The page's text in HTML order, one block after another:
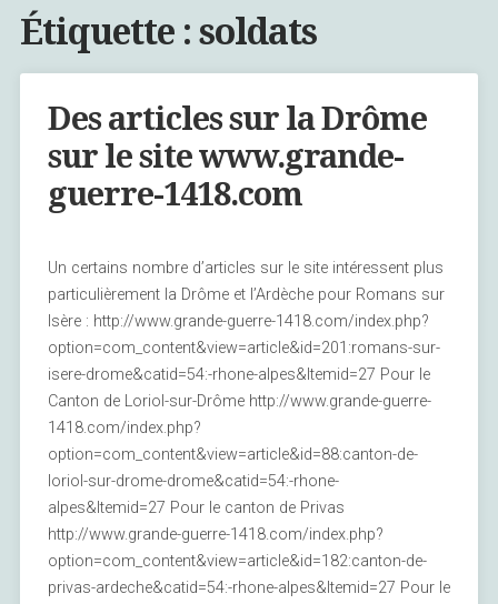
Étiquette : soldats
Des articles sur la Drôme
sur le site www.grande-
guerre-1418.com
Un certains nombre d’articles sur le site intéressent plus
particulièrement la Drôme et l’Ardèche pour Romans sur
Isère : http://www.grande-guerre-1418.com/index.php?
option=com_content&view=article&id=201:romans-sur-
isere-drome&catid=54:-rhone-alpes&Itemid=27 Pour le
Canton de Loriol-sur-Drôme http://www.grande-guerre-
1418.com/index.php?
option=com_content&view=article&id=88:canton-de-
loriol-sur-drome-drome&catid=54:-rhone-
alpes&Itemid=27 Pour le canton de Privas
http://www.grande-guerre-1418.com/index.php?
option=com_content&view=article&id=182:canton-de-
privas-ardeche&catid=54:-rhone-alpes&Itemid=27 Pour le